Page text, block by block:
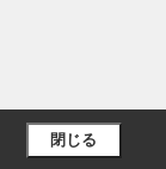
閉じる